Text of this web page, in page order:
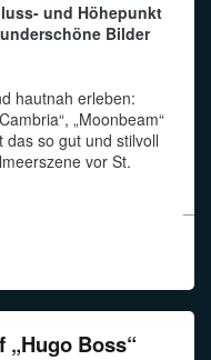
und Höhepunkt
Bilder
hautnah erleben:
„Moonbeam“
das so gut und stilvoll
vor St.
„Hugo Boss“